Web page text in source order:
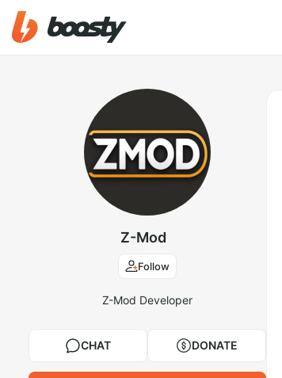
Z-Mod
Follow
Z-Mod Developer
CHAT DONATE